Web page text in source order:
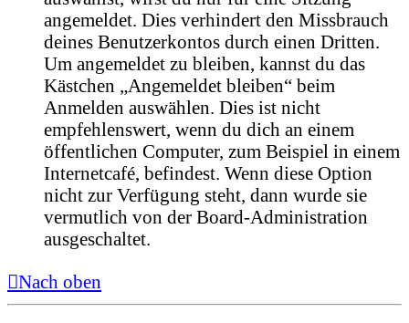
angemeldet. Dies verhindert den Missbrauch
deines Benutzerkontos durch einen Dritten.
Um angemeldet zu bleiben, kannst du das
Kästchen „Angemeldet bleiben“ beim
Anmelden auswählen. Dies ist nicht
empfehlenswert, wenn du dich an einem
öffentlichen Computer, zum Beispiel in einem
Internetcafé, befindest. Wenn diese Option
nicht zur Verfügung steht, dann wurde sie
vermutlich von der Board-Administration
ausgeschaltet.
Nach oben